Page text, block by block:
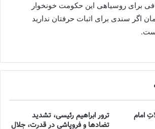
برای روسیاهی این حکومت خونخوار
اگر سندی برای اثبات حرفتان ندارید
امام
ترور ابراهیم رئیسی، تشدید
تضادها و فروپاشی در قدرت، جلال